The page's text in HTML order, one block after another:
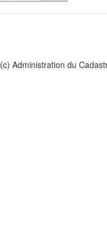
(c) Administration du